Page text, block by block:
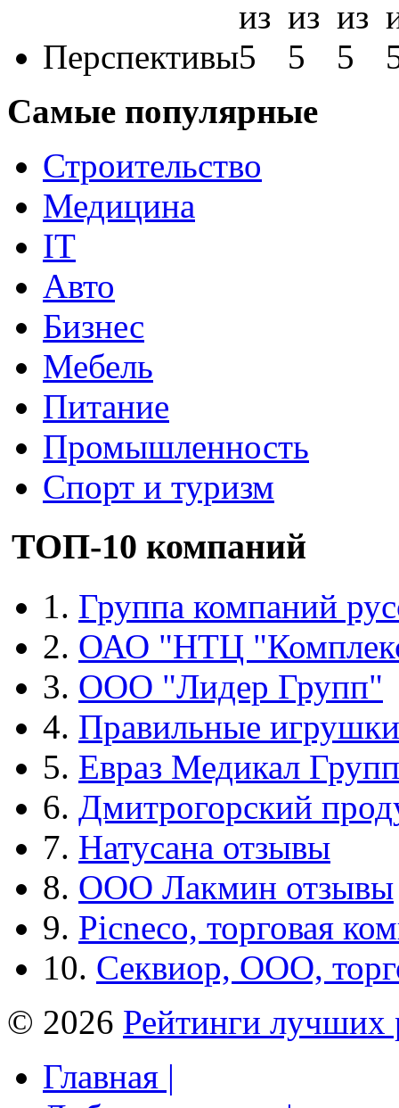
Перспективы
Самые популярные
Строительство
Медицина
IT
Авто
Бизнес
Мебель
Питание
Промышленность
Спорт и туризм
ТОП-10 компаний
1. Группа компаний
2. ОАО "НТЦ
3. ООО "Лидер Групп"
4. Правильные игрушки
5. Евраз Медикал Групп
6. Дмитрогорский
7. Натусана отзывы
8. ООО Лакмин отзывы
9. Picneco, торговая
10. Секвиор, ООО,
© 2026 Рейтинги лучших
Главная |